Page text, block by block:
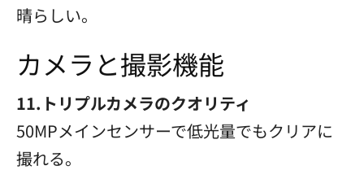
晴らしい。
カメラと撮影機能
11.トリプルカメラのクオリティ
50MPメインセンサーで低光量でもクリアに
撮れる。